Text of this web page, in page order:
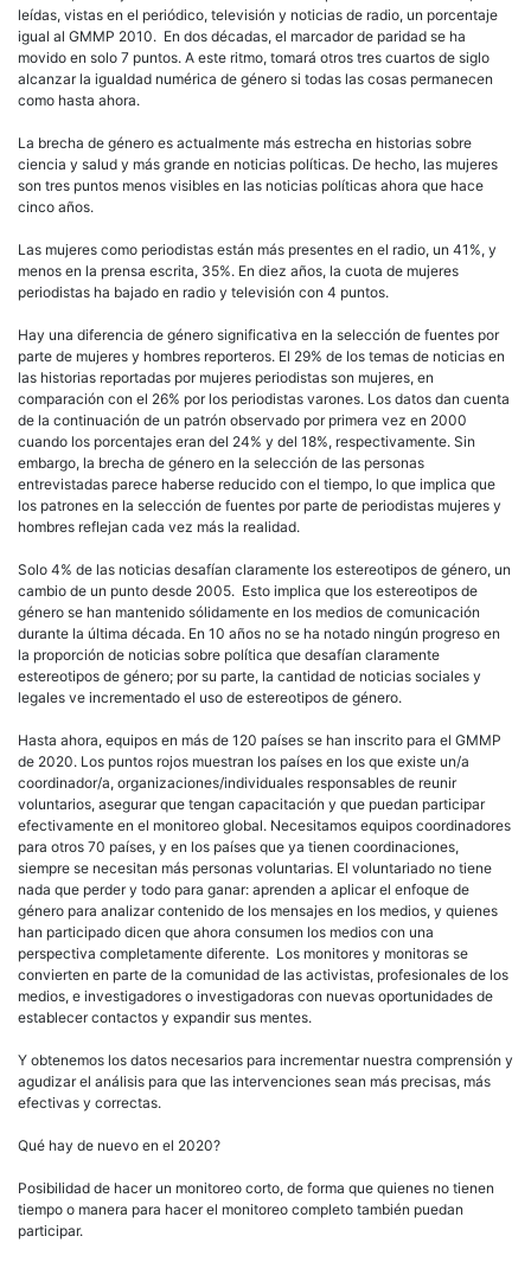
leídas, vistas en el periódico, televisión y noticias de radio, un porcentaje
igual al GMMP 2010. En dos décadas, el marcador de paridad se ha
movido en solo 7 puntos. A este ritmo, tomará otros tres cuartos de siglo
alcanzar la igualdad numérica de género si todas las cosas permanecen
como hasta ahora.
La brecha de género es actualmente más estrecha en historias sobre
ciencia y salud y más grande en noticias políticas. De hecho, las mujeres
son tres puntos menos visibles en las noticias políticas ahora que hace
cinco años.
Las mujeres como periodistas están más presentes en el radio, un 41%, y
menos en la prensa escrita, 35%. En diez años, la cuota de mujeres
periodistas ha bajado en radio y televisión con 4 puntos.
Hay una diferencia de género significativa en la selección de fuentes por
parte de mujeres y hombres reporteros. El 29% de los temas de noticias en
las historias reportadas por mujeres periodistas son mujeres, en
comparación con el 26% por los periodistas varones. Los datos dan cuenta
de la continuación de un patrón observado por primera vez en 2000
cuando los porcentajes eran del 24% y del 18%, respectivamente. Sin
embargo, la brecha de género en la selección de las personas
entrevistadas parece haberse reducido con el tiempo, lo que implica que
los patrones en la selección de fuentes por parte de periodistas mujeres y
hombres reflejan cada vez más la realidad.
Solo 4% de las noticias desafían claramente los estereotipos de género, un
cambio de un punto desde 2005. Esto implica que los estereotipos de
género se han mantenido sólidamente en los medios de comunicación
durante la última década. En 10 años no se ha notado ningún progreso en
la proporción de noticias sobre política que desafían claramente
estereotipos de género; por su parte, la cantidad de noticias sociales y
legales ve incrementado el uso de estereotipos de género.
Hasta ahora, equipos en más de 120 países se han inscrito para el GMMP
de 2020. Los puntos rojos muestran los países en los que existe un/a
coordinador/a, organizaciones/individuales responsables de reunir
voluntarios, asegurar que tengan capacitación y que puedan participar
efectivamente en el monitoreo global. Necesitamos equipos coordinadores
para otros 70 países, y en los países que ya tienen coordinaciones,
siempre se necesitan más personas voluntarias. El voluntariado no tiene
nada que perder y todo para ganar: aprenden a aplicar el enfoque de
género para analizar contenido de los mensajes en los medios, y quienes
han participado dicen que ahora consumen los medios con una
perspectiva completamente diferente. Los monitores y monitoras se
convierten en parte de la comunidad de las activistas, profesionales de los
medios, e investigadores o investigadoras con nuevas oportunidades de
establecer contactos y expandir sus mentes.
Y obtenemos los datos necesarios para incrementar nuestra comprensión y
agudizar el análisis para que las intervenciones sean más precisas, más
efectivas y correctas.
Qué hay de nuevo en el 2020?
Posibilidad de hacer un monitoreo corto, de forma que quienes no tienen
tiempo o manera para hacer el monitoreo completo también puedan
participar.